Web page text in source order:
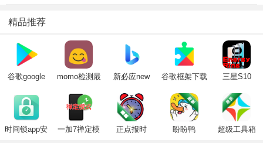
精品推荐
谷歌google
安卓2025最新
版
momo检测最
版下载
新必应new
载2025官方最
新版
谷歌框架下载
正版安卓最新
版(Google
Play 服务)
三星S10
时间锁app安
一加7禅定模
正点报时 盼盼鸭 超级工具箱